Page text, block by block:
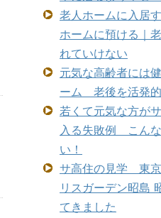
老人ホームに入居
ホームに預ける｜
れていけない
元気な高齢者には
ーム 老後を活発
若くて元気な方が
入る失敗例 こん
い！
サ高住の見学 東京
リスガーデン昭島
てきました